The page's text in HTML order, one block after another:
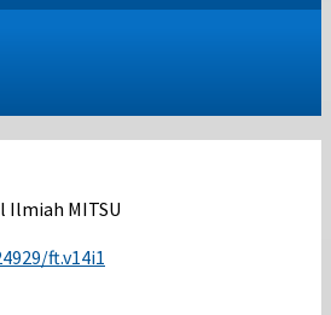
Ilmiah MITSU
ft.v14i1